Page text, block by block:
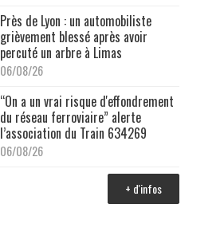
Près de Lyon : un automobiliste
grièvement blessé après avoir
percuté un arbre à Limas
06/08/26
“On a un vrai risque d'effondrement
du réseau ferroviaire” alerte
l’association du Train 634269
06/08/26
+ d'infos